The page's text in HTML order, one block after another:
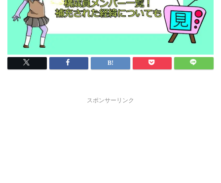
スポンサーリンク